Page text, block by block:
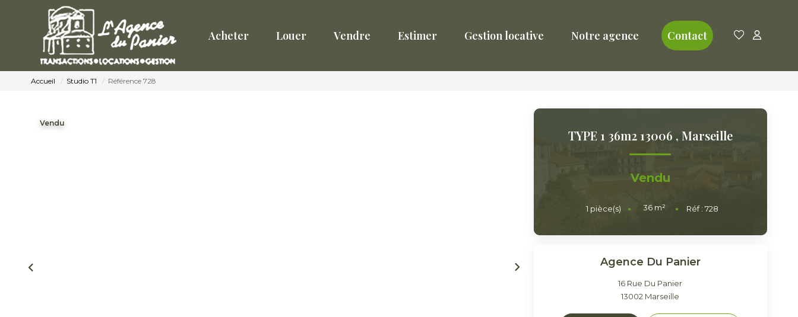
Acheter Louer Vendre Estimer Gestion locative Notre agence Contact
Accueil Studio T1 Référence 728
Vendu
TYPE 1 36m2 13006 , Marseille
Vendu
1 pièce(s) 36 m² Réf : 728
Agence Du Panier
16 Rue Du Panier
13002 Marseille